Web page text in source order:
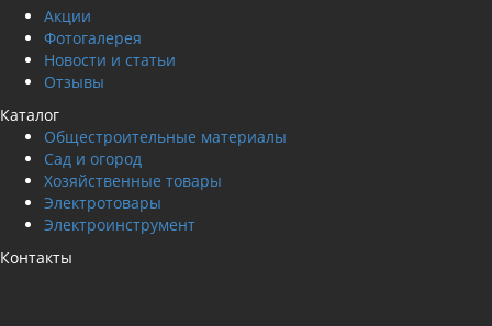
Акции
Фотогалерея
Новости и статьи
Отзывы
Каталог
Общестроительные материалы
Сад и огород
Хозяйственные товары
Электротовары
Электроинструмент
Контакты